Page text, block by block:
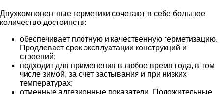
Двухкомпонентные герметики сочетают в себе большое
количество достоинств:
обеспечивает плотную и качественную герметизацию.
Продлевает срок эксплуатации конструкций и
строений;
подходит для применения в любое время года, в том
числе зимой, за счет застывания и при низких
температурах;
отменные адгезионные показатели. Положительные